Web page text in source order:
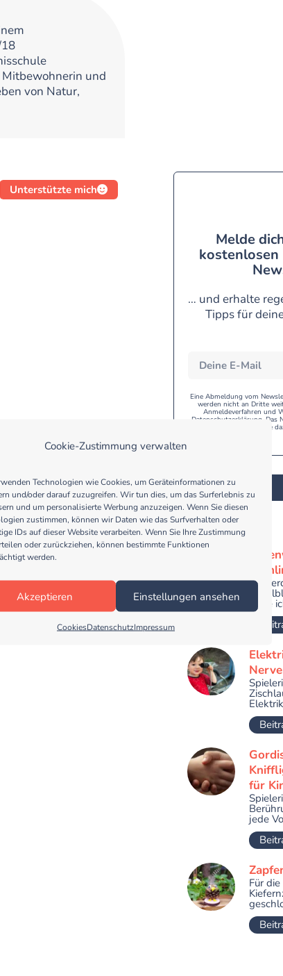
Cookie-Zustimmung verwalten
Technologien wie Cookies, um Geräteinformationen zu
und/oder darauf zuzugreifen. Wir tun dies, um das Surferlebnis zu
und um personalisierte Werbung anzuzeigen. Wenn Sie diesen
zustimmen, können wir Daten wie das Surfverhalten oder
IDs auf dieser Website verarbeiten. Wenn Sie Ihre Zustimmung
oder zurückziehen, können bestimmte Funktionen
werden.
Akzeptieren Einstellungen ansehen
CookiesDatenschutzImpressum
und
von Natur,
Unterstützte mich
Melde
… und erhalte
Tipps für
Eine Abmeldung vom
werden nicht an Dritte
Anmeldeverfahren und
Datenschutzerklärung. Das
geschützt. Bitte lese
habe
für
jede
Für